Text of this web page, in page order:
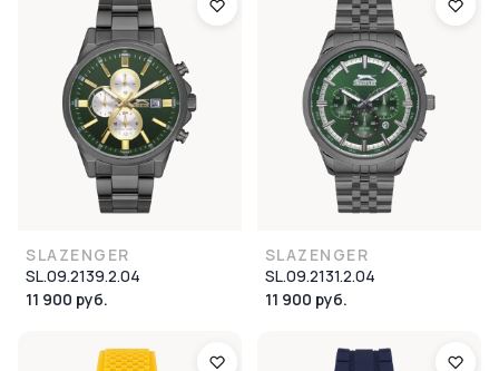
SLAZENGER
SL.09.2139.2.04
11 900 руб.
SLAZENGER
SL.09.2131.2.04
11 900 руб.